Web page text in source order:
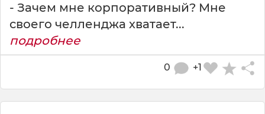
- Зачем мне корпоративный? Мне
своего челленджа хватает...
подробнее
+1
0